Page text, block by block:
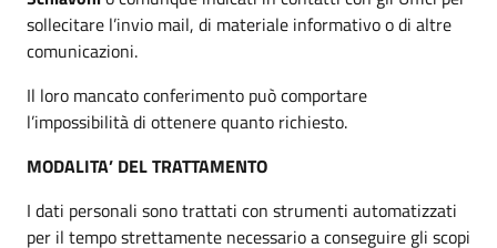
sollecitare l’invio mail, di materiale informativo o di altre
comunicazioni.
Il loro mancato conferimento può comportare
l’impossibilità di ottenere quanto richiesto.
MODALITA’ DEL TRATTAMENTO
I dati personali sono trattati con strumenti automatizzati
per il tempo strettamente necessario a conseguire gli scopi